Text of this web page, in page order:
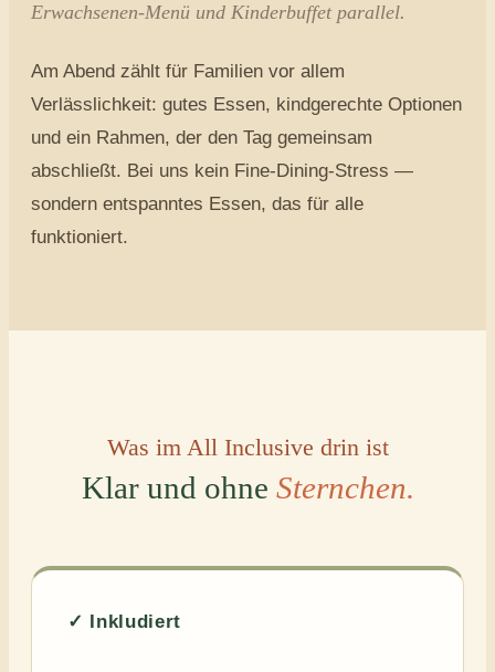
Erwachsenen-Menü und Kinderbuffet parallel.
Am Abend zählt für Familien vor allem
Verlässlichkeit: gutes Essen, kindgerechte Optionen
und ein Rahmen, der den Tag gemeinsam
abschließt. Bei uns kein Fine-Dining-Stress —
sondern entspanntes Essen, das für alle
funktioniert.
Was im All Inclusive drin ist
Klar und ohne Sternchen.
✓ Inkludiert